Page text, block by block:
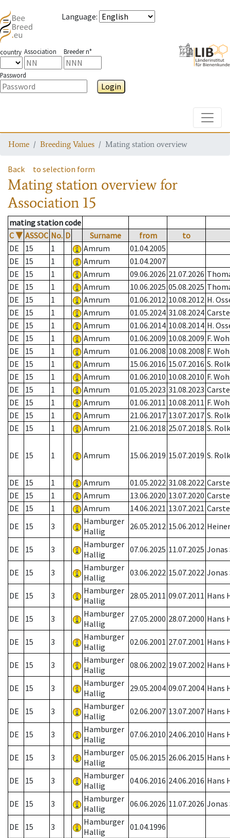
Language:
country Association Breeder n°
Password
Login
Home Breeding Values Mating station overview
Back to selection form
Mating station overviewfor
Association 15
mating station code
C ▼ ASSOC No. D Surname from
to
DE
15 1 Amrum
01.04.2005
DE
15 1 Amrum
01.04.2007
DE
15 1 Amrum 09.06.2026 21.07.2026
DE
15 1 Amrum 10.06.2025 05.08.2025
DE
15 1 Amrum 01.06.2012 10.08.2012 H.
DE
15 1 Amrum 01.05.2024 31.08.2024
DE
15 1 Amrum 01.06.2014 10.08.2014 H.
DE
15 1 Amrum 01.06.2009 10.08.2009 F.
DE
15 1 Amrum 01.06.2008 10.08.2008 F.
DE
15 1 Amrum 15.06.2016 15.07.2016 S.
DE
15 1 Amrum 01.06.2010 10.08.2010 F.
DE
15 1 Amrum 01.05.2023 31.08.2023
DE
15 1 Amrum 01.06.2011 10.08.2011 F.
DE
15 1 Amrum 21.06.2017 13.07.2017 S.
DE
15 1 Amrum 21.06.2018 25.07.2018 S.
DE 15 1 Amrum 15.06.2019 15.07.2019 S.
DE 15 1 Amrum 01.05.2022 31.08.2022
DE
15 1 Amrum 13.06.2020 13.07.2020
DE
15 1 Amrum 14.06.2021 13.07.2021
DE
15 3
Hamburger
Hallig
26.05.2012 15.06.2012
DE 15 3
Hamburger
Hallig
07.06.2025 11.07.2025
DE 15 3
Hamburger
Hallig
03.06.2022 15.07.2022
DE 15 3
Hamburger
Hallig
28.05.2011 09.07.2011 Hans
DE 15 3
Hamburger
Hallig
27.05.2000 28.07.2000 Hans
DE 15 3
Hamburger
Hallig
02.06.2001 27.07.2001 Hans
DE 15 3
Hamburger
Hallig
08.06.2002 19.07.2002 Hans
DE 15 3
Hamburger
Hallig
29.05.2004 09.07.2004 Hans
DE 15 3
Hamburger
Hallig
02.06.2007 13.07.2007 Hans
DE 15 3
Hamburger
Hallig
07.06.2010 24.06.2010 Hans
DE 15 3
Hamburger
Hallig
05.06.2015 26.06.2015 Hans
DE 15 3
Hamburger
Hallig
04.06.2016 24.06.2016 Hans
DE 15 3
Hamburger
Hallig
06.06.2026 11.07.2026
DE 15 3
Hamburger
Hallig
01.04.1996